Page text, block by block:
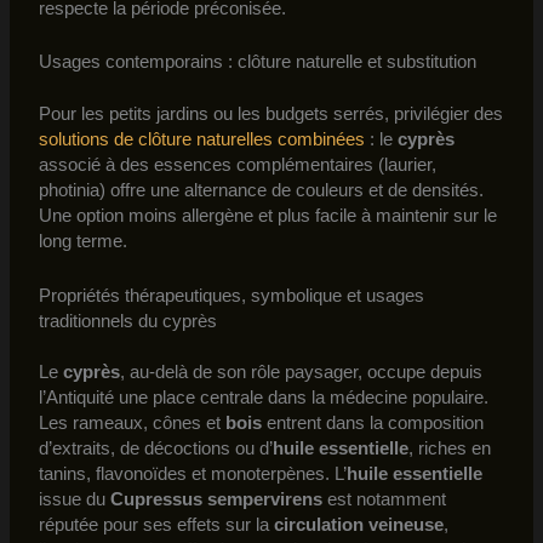
respecte la période préconisée.
Usages contemporains : clôture naturelle et substitution
Pour les petits jardins ou les budgets serrés, privilégier des
solutions de clôture naturelles combinées : le cyprès
associé à des essences complémentaires (laurier,
photinia) offre une alternance de couleurs et de densités.
Une option moins allergène et plus facile à maintenir sur le
long terme.
Propriétés thérapeutiques, symbolique et usages
traditionnels du cyprès
Le cyprès, au-delà de son rôle paysager, occupe depuis
l’Antiquité une place centrale dans la médecine populaire.
Les rameaux, cônes et boisentrent dans la composition
d’extraits, de décoctions ou d’huile essentielle, riches en
tanins, flavonoïdes et monoterpènes. L’huile essentielle
issue du Cupressus sempervirensest notamment
réputée pour ses effets sur lacirculation veineuse,